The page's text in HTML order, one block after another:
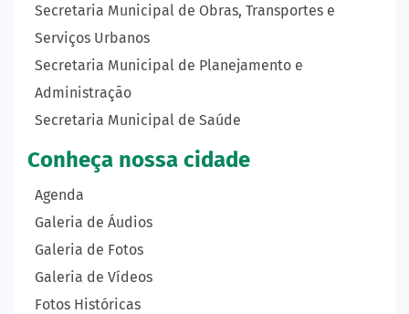
Secretaria Municipal de Obras, Transportes e
Serviços Urbanos
Secretaria Municipal de Planejamento e
Administração
Secretaria Municipal de Saúde
Conheça nossa cidade
Agenda
Galeria de Áudios
Galeria de Fotos
Galeria de Vídeos
Fotos Históricas